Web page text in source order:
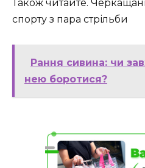
Також читайте.
спорту з пара стрільби
Рання сивина: чи
нею боротися?